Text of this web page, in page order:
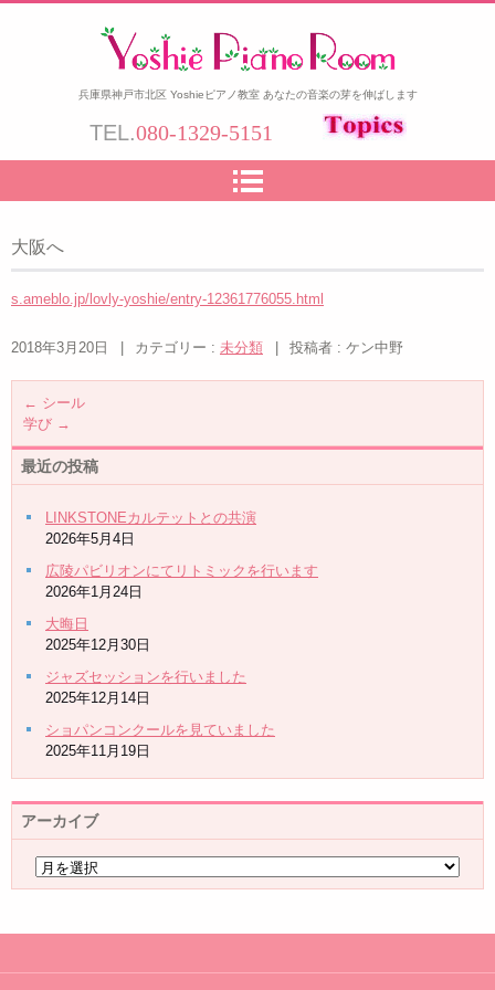
兵庫県神戸市北区 Yoshieピアノ教室 あなたの音楽の芽を伸ばします
TEL.080-1329-5151
大阪へ
s.ameblo.jp/lovly-yoshie/entry-12361776055.html
2018年3月20日 カテゴリー : 未分類 投稿者 : ケン中野
← シール
学び →
最近の投稿
LINKSTONEカルテットとの共演
2026年5月4日
広陵パビリオンにてリトミックを行います
2026年1月24日
大晦日
2025年12月30日
ジャズセッションを行いました
2025年12月14日
ショパンコンクールを見ていました
2025年11月19日
アーカイブ